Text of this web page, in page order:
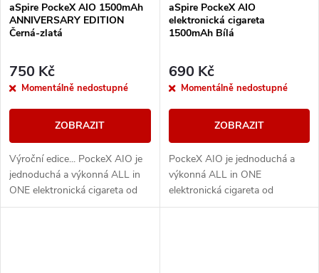
aSpire PockeX AIO 1500mAh
ANNIVERSARY EDITION
Černá-zlatá
750 Kč
Momentálně nedostupné
ZOBRAZIT
Výroční edice... PockeX AIO je
jednoduchá a výkonná ALL in
ONE elektronická cigareta od
společnosti aSpire. Svými
aSpire PockeX AIO
elektronická cigareta
1500mAh Bílá
690 Kč
Momentálně nedostupné
ZOBRAZIT
PockeX AIO je jednoduchá a
výkonná ALL in ONE
elektronická cigareta od
společnosti aSpire. Svými